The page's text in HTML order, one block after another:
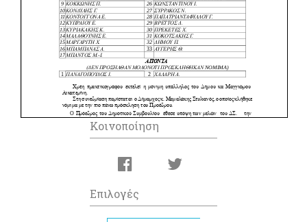
Κοινοποίηση
Επιλογές